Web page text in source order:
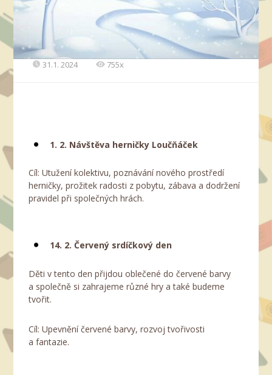
31.1. 2024 755x
1. 2. Návštěva herničky Loučňáček
Cíl: Utužení kolektivu, poznávání nového prostředí
herničky, prožitek radosti z pobytu, zábava a dodržení
pravidel při společných hrách.
14. 2. Červený srdíčkový den
Děti v tento den přijdou oblečené do červené barvy
a společně si zahrajeme různé hry a také budeme
tvořit.
Cíl: Upevnění červené barvy, rozvoj tvořivosti
a fantazie.